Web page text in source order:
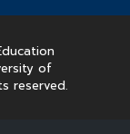
of
reserved.